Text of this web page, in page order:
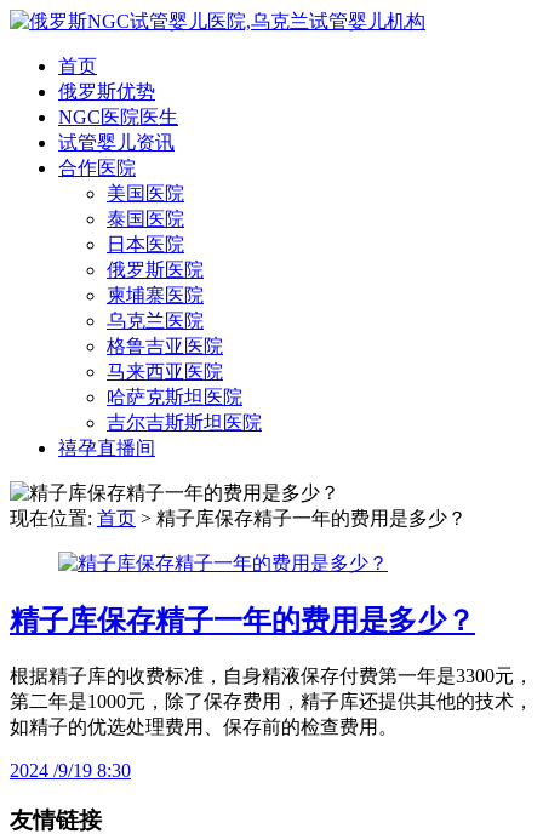
首页
俄罗斯优势
NGC医院医生
试管婴儿资讯
合作医院
美国医院
泰国医院
日本医院
俄罗斯医院
柬埔寨医院
乌克兰医院
格鲁吉亚医院
马来西亚医院
哈萨克斯坦医院
吉尔吉斯斯坦医院
禧孕直播间
现在位置: 首页 > 精子库保存精子一年的费用是多少？
精子库保存精子一年的费用是多少？
根据精子库的收费标准，自身精液保存付费第一年是3300元，
第二年是1000元，除了保存费用，精子库还提供其他的技术，
如精子的优选处理费用、保存前的检查费用。
2024 /9/19 8:30
友情链接